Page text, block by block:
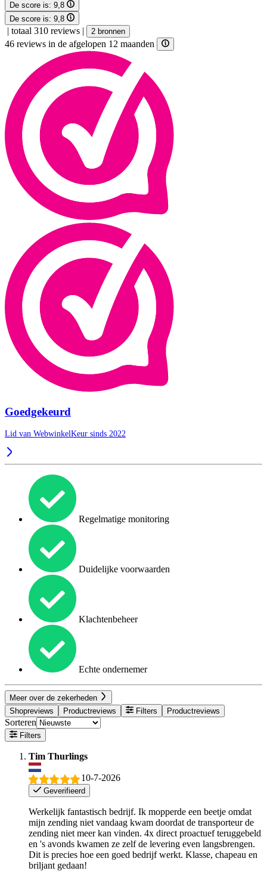
De score is: 9,8
De score is: 9,8
| totaal 310 reviews | 2 bronnen
46 reviews in de afgelopen 12 maanden
Goedgekeurd
Lid van WebwinkelKeur sinds 2022
Regelmatige monitoring
Duidelijke voorwaarden
Klachtenbeheer
Echte ondernemer
Meer over de zekerheden
Shopreviews
Productreviews Filters Productreviews
Sorteren
Filters
Tim Thurlings
10-7-2026
Geverifieerd
Werkelijk fantastisch bedrijf. Ik mopperde een beetje omdat
mijn zending niet vandaag kwam doordat de transporteur de
zending niet meer kan vinden. 4x direct proactuef teruggebeld
en 's avonds kwamen ze zelf de levering even langsbrengen.
Dit is precies hoe een goed bedrijf werkt. Klasse, chapeau en
briljant gedaan!